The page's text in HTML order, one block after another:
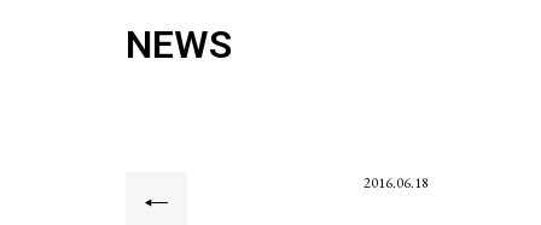
NEWS
2016.06.18